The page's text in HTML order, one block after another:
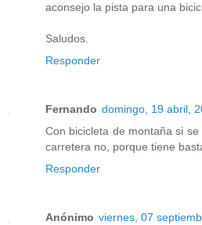
aconsejo la pista para una
Saludos.
Responder
Fernando domingo, 19 abril,
Con bicicleta de montaña si
carretera no, porque tiene
Responder
Anónimo viernes, 07